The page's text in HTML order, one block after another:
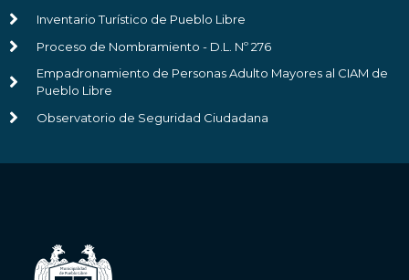
Inventario Turístico de Pueblo Libre
Proceso de Nombramiento - D.L. Nº 276
Empadronamiento de Personas Adulto Mayores al CIAM de
Pueblo Libre
Observatorio de Seguridad Ciudadana